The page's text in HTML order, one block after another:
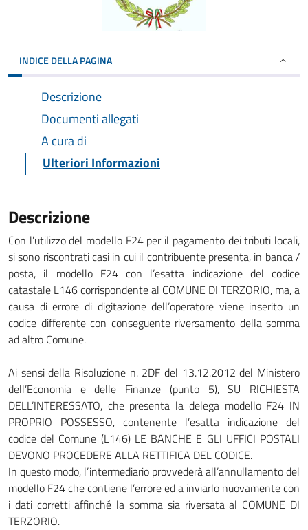
INDICE DELLA PAGINA
Descrizione
Documenti allegati
A cura di
Ulteriori Informazioni
Descrizione
Con l’utilizzo del modello F24 per il pagamento dei tributi locali,
si sono riscontrati casi in cui il contribuente presenta, in banca /
posta, il modello F24 con l’esatta indicazione del codice
catastale L146 corrispondente al COMUNE DI TERZORIO, ma, a
causa di errore di digitazione dell’operatore viene inserito un
codice differente con conseguente riversamento della somma
ad altro Comune.
Ai sensi della Risoluzione n. 2DF del 13.12.2012 del Ministero
dell’Economia e delle Finanze (punto 5), SU RICHIESTA
DELL’INTERESSATO, che presenta la delega modello F24 IN
PROPRIO POSSESSO, contenente l’esatta indicazione del
codice del Comune (L146) LE BANCHE E GLI UFFICI POSTALI
DEVONO PROCEDERE ALLA RETTIFICA DEL CODICE.
In questo modo, l’intermediario provvederà all’annullamento del
modello F24 che contiene l’errore ed a inviarlo nuovamente con
i dati corretti affinché la somma sia riversata al COMUNE DI
TERZORIO.